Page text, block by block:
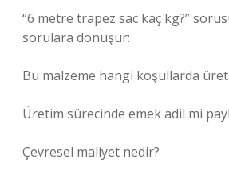
“6 metre trapez sac kaç kg?”
sorulara dönüşür:
Bu malzeme hangi koşullarda
Üretim sürecinde emek adil mi
Çevresel maliyet nedir?